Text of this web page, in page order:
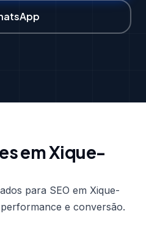
em Xique-
para SEO em Xique-
e conversão.